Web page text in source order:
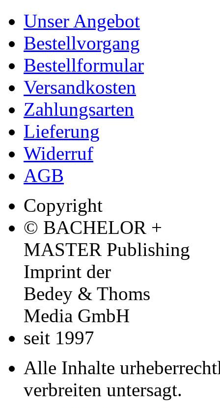
Unser Angebot
Bestellvorgang
Bestellformular
Versandkosten
Zahlungsarten
Lieferung
Widerruf
AGB
Copyright
© BACHELOR +
MASTER Publishing
Imprint der
Bedey & Thoms
Media GmbH
seit 1997
Alle Inhalte
verbreiten untersagt.